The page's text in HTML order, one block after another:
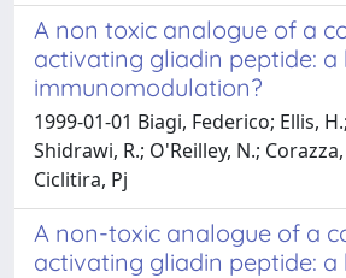
A non toxic analogue of a
activating gliadin peptide: a
immunomodulation?
1999-01-01 Biagi, Federico; Ellis,
Shidrawi, R.; O'Reilley, N.;
Ciclitira, Pj
A non-toxic analogue of a
activating gliadin peptide: a